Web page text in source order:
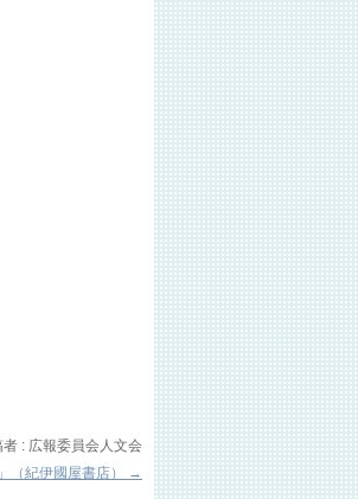
者 : 広報委員会人文会
（紀伊國屋書店） →